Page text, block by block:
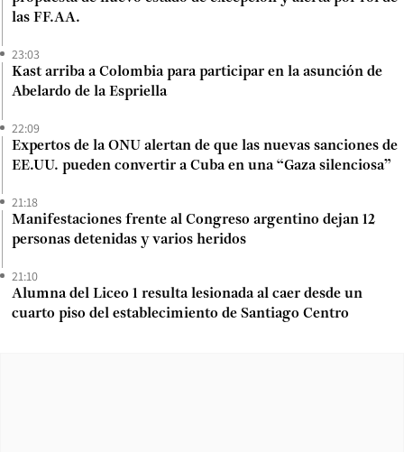
las FF.AA.
23:03
Kast arriba a Colombia para participar en la asunción de
Abelardo de la Espriella
22:09
Expertos de la ONU alertan de que las nuevas sanciones de
EE.UU. pueden convertir a Cuba en una “Gaza silenciosa”
21:18
Manifestaciones frente al Congreso argentino dejan 12
personas detenidas y varios heridos
21:10
Alumna del Liceo 1 resulta lesionada al caer desde un
cuarto piso del establecimiento de Santiago Centro